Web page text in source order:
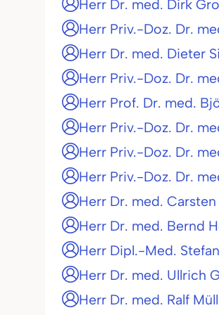
Herr Dr. med. Dirk
Herr Priv.-Doz. Dr.
Herr Dr. med. Dieter
Herr Priv.-Doz. Dr.
Herr Prof. Dr. med.
Herr Priv.-Doz. Dr.
Herr Priv.-Doz. Dr.
Herr Priv.-Doz. Dr.
Herr Dr. med.
Herr Dr. med. Bernd
Herr Dipl.-Med.
Herr Dr. med. Ullrich
Herr Dr. med. Ralf